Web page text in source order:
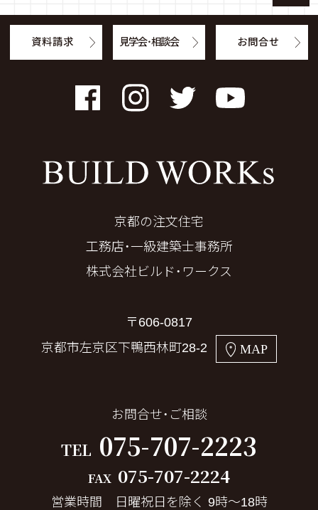
FacebookInstagramTwitter YouTube
京都の注文住宅
工務店・一級建築士事務所
株式会社ビルド・ワークス
〒606-0817
京都市左京区下鴨西林町28-2
MAP
お問合せ・ご相談
TEL 075-707-2223
FAX 075-707-2224
営業時間 日曜祝日を除く 9時～18時
資料請求 見学会・相談会 お問合せ